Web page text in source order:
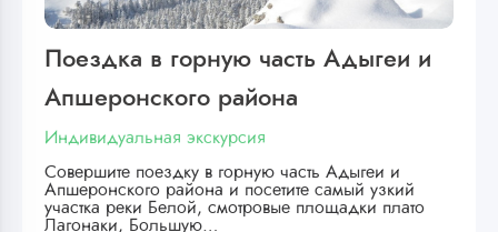
Поездка в горную часть Адыгеи и
Апшеронского района
Индивидуальная экскурсия
Совершите поездку в горную часть Адыгеи и
Апшеронского района и посетите самый узкий
участка реки Белой, смотровые площадки плато
Лагонаки, Большую…